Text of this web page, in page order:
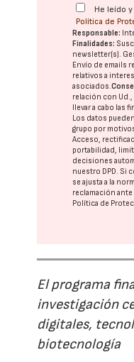
He leído
Política de
Responsable:
Finalidades:
newsletter(s).
Envío de emails
relativos a
asociados.
relación con Ud.,
llevar a cabo las
Los datos
grupo por
Acceso,
portabilidad,
decisiones
nuestro DPD . Si
se ajusta a la
reclamación
Política de
El programa
investigación
digitales,
biotecnología